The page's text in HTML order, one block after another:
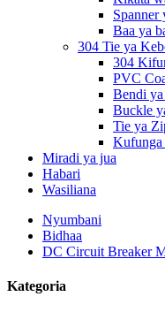
Spanner
Baa ya
304 Tie ya
304
PVC
Bendi
Buckle
Tie ya
Kufunga
Miradi ya jua
Habari
Wasiliana
Nyumbani
Bidhaa
DC Circuit Breaker
Kategoria